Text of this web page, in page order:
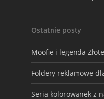
Ostatnie posty
Moofie i legenda
Foldery reklamowe
Seria kolorowanek z